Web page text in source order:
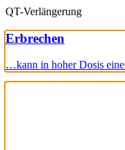
QT-Verlängerung
Erbrechen
…kann in hoher Dosis eine